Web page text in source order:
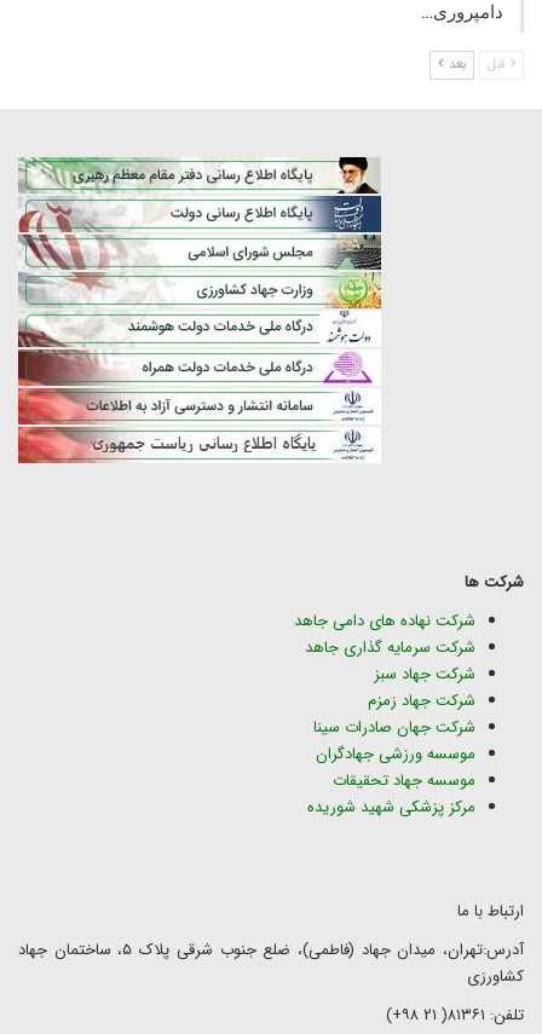
دامپروری…
قبل بعد
شرکت ها
شرکت نهاده های دامی جاهد
شرکت سرمایه گذاری جاهد
شرکت جهاد سبز
شرکت جهاد زمزم
شرکت جهان صادرات سینا
موسسه ورزشی جهادگران
موسسه جهاد تحقیقات
مرکز پزشکی شهید شوریده
ارتباط با ما
آدرس:تهران، میدان جهاد (فاطمی)، ضلع جنوب شرقی پلاک ۵، ساختمان جهاد
کشاورزی
تلفن: ۸۱۳۶۱( ۲۱ ۹۸+)